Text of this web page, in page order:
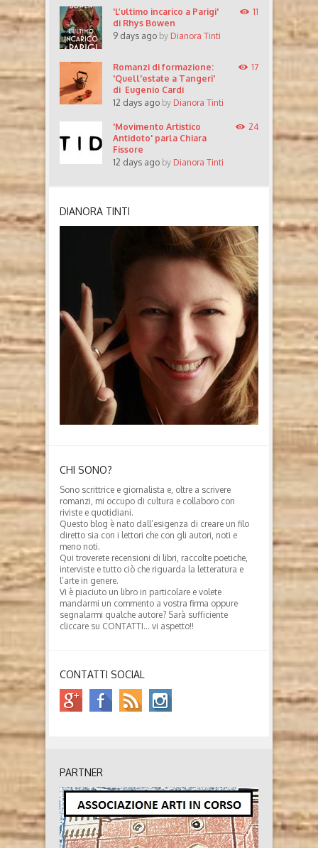
'L’ultimo incarico a Parigi'
di Rhys Bowen
9 days ago by Dianora Tinti
11
Romanzi di formazione:
'Quell'estate a Tangeri'
di Eugenio Cardi
12 days ago by Dianora Tinti
17
'Movimento Artistico
Antidoto' parla Chiara
Fissore
12 days ago by Dianora Tinti
24
DIANORA TINTI
CHI SONO?
Sono scrittrice e giornalista e, oltre a scrivere
romanzi, mi occupo di cultura e collaboro con
riviste e quotidiani.
Questo blog è nato dall’esigenza di creare un filo
diretto sia con i lettori che con gli autori, noti e
meno noti.
Qui troverete recensioni di libri, raccolte poetiche,
interviste e tutto ciò che riguarda la letteratura e
l’arte in genere.
Vi è piaciuto un libro in particolare e volete
mandarmi un commento a vostra firma oppure
segnalarmi qualche autore? Sarà sufficiente
cliccare su CONTATTI… vi aspetto!!
CONTATTI SOCIAL
PARTNER